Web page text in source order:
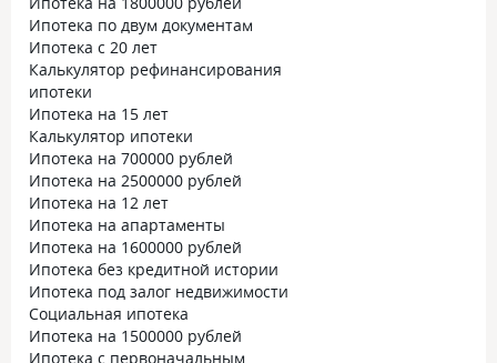
Ипотека по двум документам
Ипотека с 20 лет
Калькулятор рефинансирования
ипотеки
Ипотека на 15 лет
Калькулятор ипотеки
Ипотека на 700000 рублей
Ипотека на 2500000 рублей
Ипотека на 12 лет
Ипотека на апартаменты
Ипотека на 1600000 рублей
Ипотека без кредитной истории
Ипотека под залог недвижимости
Социальная ипотека
Ипотека на 1500000 рублей
Ипотека с первоначальным